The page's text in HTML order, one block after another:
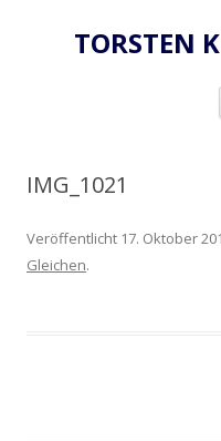
TORSTEN
IMG_1021
Veröffentlicht 17. Oktober
Gleichen.